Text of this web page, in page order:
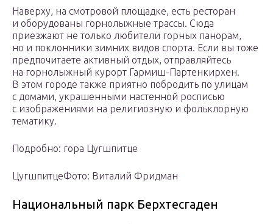
Наверху, на смотровой площадке, есть ресторан
и оборудованы горнолыжные трассы. Сюда
приезжают не только любители горных панорам,
но и поклонники зимних видов спорта. Если вы тоже
предпочитаете активный отдых, отправляйтесь
на горнолыжный курорт Гармиш-Партенкирхен.
В этом городе также приятно побродить по улицам
с домами, украшенными настенной росписью
с изображениями на религиозную и фольклорную
тематику.
Подробно: гора Цугшпитце
ЦугшпитцеФото: Виталий Фридман
Национальный парк Берхтесгаден